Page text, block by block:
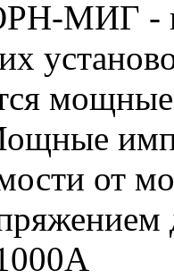
МИГ -
от